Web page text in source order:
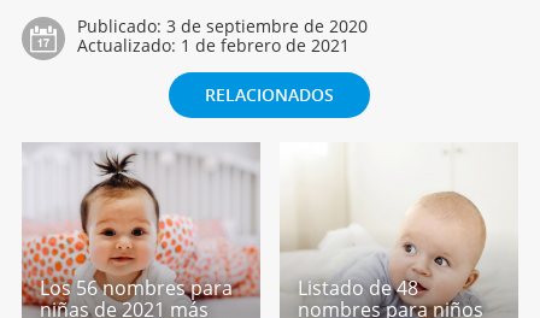
Publicado: 3 de septiembre de 2020
Actualizado: 1 de febrero de 2021
RELACIONADOS
Los 56 nombres para
niñas de 2021 más
Listado de 48
nombres para niños